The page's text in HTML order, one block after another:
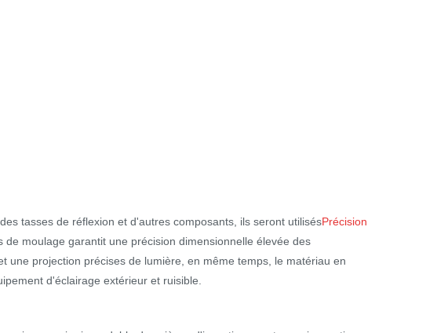
tasses de réflexion et d'autres composants, ils seront utilisésPrécision
de moulage garantit une précision dimensionnelle élevée des
projection précises de lumière, en même temps, le matériau en
d'éclairage extérieur et ruisible.